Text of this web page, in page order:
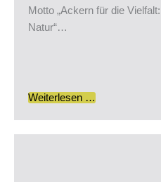
Motto „Ackern für die
Natur“…
Weiterlesen …